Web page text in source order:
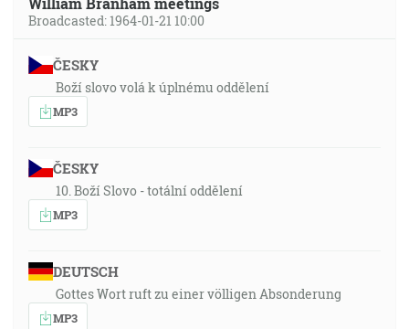
Broadcasted: 1964-01-21 10:00
ČESKY
Boží slovo volá k úplnému oddělení
MP3
ČESKY
10. Boží Slovo - totální oddělení
MP3
DEUTSCH
Gottes Wort ruft zu einer völligen Absonderung
MP3